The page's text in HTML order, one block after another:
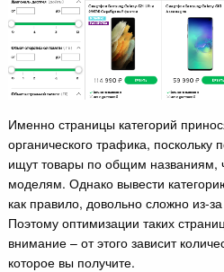
Именно страницы категорий
органического трафика, поскольку
ищут товары по общим названиям,
моделям. Однако вывести
как правило, довольно сложно из-
Поэтому оптимизации таких
внимание – от этого зависит
которое вы получите.